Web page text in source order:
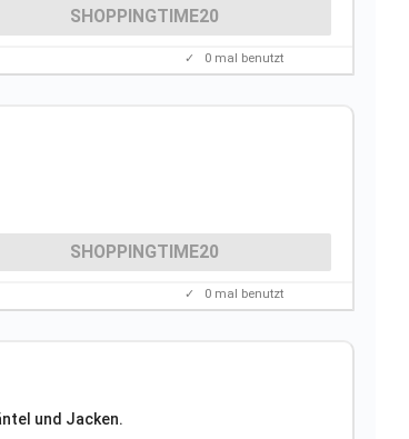
SHOPPINGTIME20
✓ 0 mal benutzt
SHOPPINGTIME20
✓ 0 mal benutzt
und Jacken.